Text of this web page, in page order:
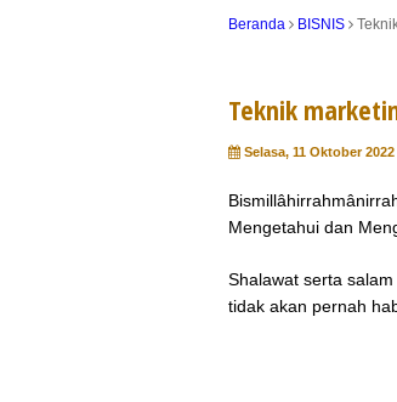
Beranda BISNIS
Teknik
Selasa, 11 Oktober 2022
Mengetahui dan
Shalawat serta
tidak akan pernah